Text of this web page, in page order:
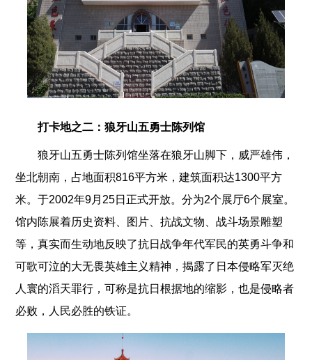
打卡地之二：狼牙山五勇士陈列馆
狼牙山五勇士陈列馆坐落在狼牙山脚下，威严雄伟，
坐北朝南，占地面积816平方米，建筑面积达1300平方
米。于2002年9月25日正式开放。分为2个展厅6个展室。
馆内陈展着历史资料、图片、抗战文物、战斗场景雕塑
等，真实而生动地反映了抗日战争年代军民的英勇斗争和
可歌可泣的大无畏英雄主义精神，揭露了日本侵略军灭绝
人寰的滔天罪行，可称是抗日根据地的缩影，也是侵略者
必败，人民必胜的铁证。